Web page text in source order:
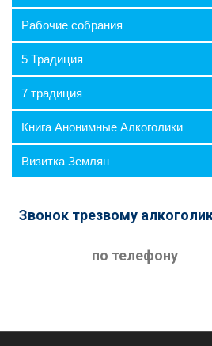
Рабочие собрания
5 Традиция
7 традиция
Книга Анонимные Алкоголики
Визитка Землян
Звонок трезвому
по телефону